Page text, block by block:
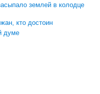
землей в колодце
кто достоин
думе